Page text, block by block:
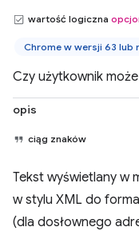
wartość logiczna
Chrome w wersji 63 lub
Czy użytkownik
opis
ciąg znaków
Tekst wyświetlany w
w stylu XML do
(dla dosłownego